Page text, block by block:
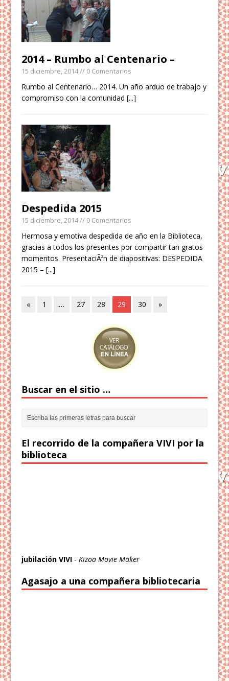
2014 – Rumbo al Centenario –
15 diciembre, 2014// 0 Comentarios
Rumbo al Centenario… 2014. Un año arduo de trabajo y
compromiso con la comunidad[...]
Despedida 2015
15 diciembre, 2014// 0 Comentarios
Hermosa y emotiva despedida de año en la Biblioteca,
gracias a todos los presentes por compartir tan gratos
momentos. PresentaciÃ³n de diapositivas: DESPEDIDA
2015 –[...]
« 1 … 27 28 29 30 »
Buscar en el sitio …
El recorrido de la compañera VIVI por la
biblioteca
jubilación VIVI -Kizoa Movie Maker
Agasajo a una compañera bibliotecaria